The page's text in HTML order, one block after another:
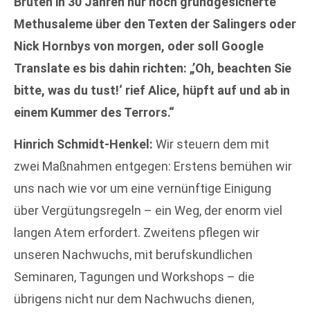
Methusaleme über den Texten der Salingers oder
Nick Hornbys von morgen, oder soll Google
Translate es bis dahin richten: „’Oh, beachten Sie
bitte, was du tust!‘ rief Alice, hüpft auf und ab in
einem Kummer des Terrors.“
Hinrich Schmidt-Henkel: Wir steuern dem mit
zwei Maßnahmen entgegen: Erstens bemühen wir
uns nach wie vor um eine vernünftige Einigung
über Vergütungsregeln – ein Weg, der enorm viel
langen Atem erfordert. Zweitens pflegen wir
unseren Nachwuchs, mit berufskundlichen
Seminaren, Tagungen und Workshops – die
übrigens nicht nur dem Nachwuchs dienen,